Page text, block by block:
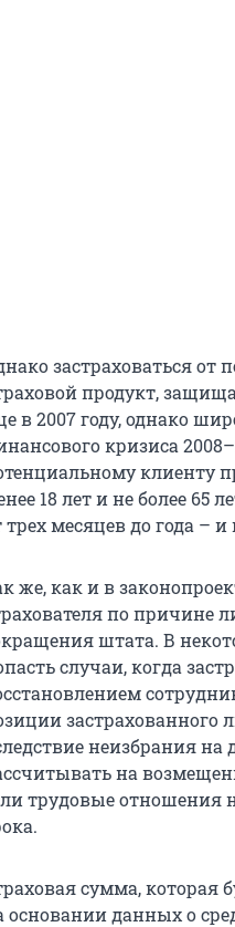
застраховаться от
продукт,
в 2007 году, однако
кризиса
клиенту
18 лет и не более 65
трех месяцев до года –
же, как и в
по причине
штата. В
случаи, когда
застрахованного
неизбрания на
на
трудовые отношения
сумма, которая
основании данных о